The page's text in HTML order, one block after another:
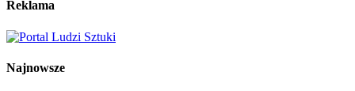
Reklama
Najnowsze